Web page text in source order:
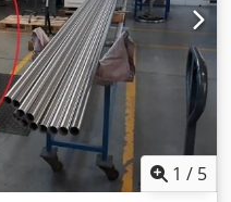
1 / 5